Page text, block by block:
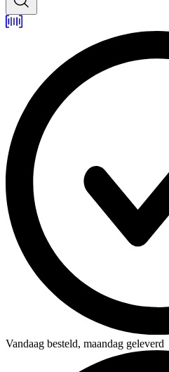
Vandaag besteld, maandag geleverd